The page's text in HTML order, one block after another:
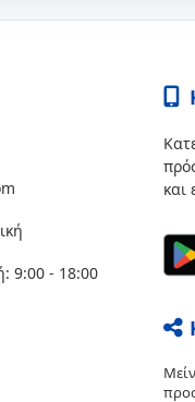
9:00 - 18:00
και